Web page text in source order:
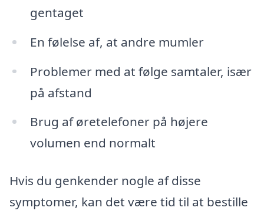
gentaget
En følelse af, at andre mumler
Problemer med at følge samtaler, især
på afstand
Brug af øretelefoner på højere
volumen end normalt
Hvis du genkender nogle af disse
symptomer, kan det være tid til at bestille